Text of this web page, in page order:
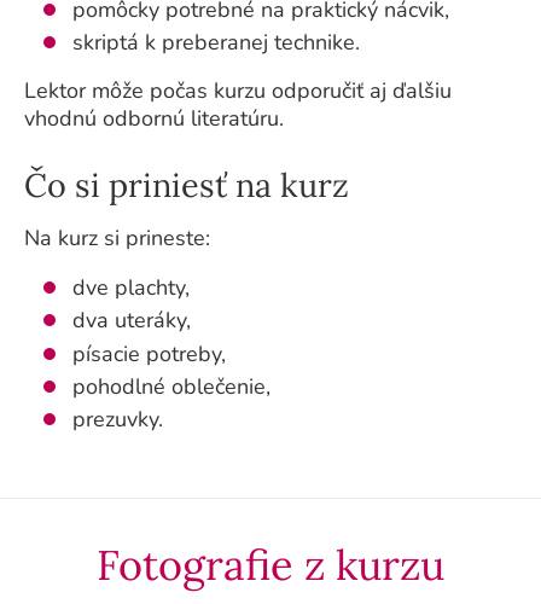
pomôcky potrebné na praktický nácvik,
skriptá k preberanej technike.
Lektor môže počas kurzu odporučiť aj ďalšiu
vhodnú odbornú literatúru.
Čo si priniesť na kurz
Na kurz si prineste:
dve plachty,
dva uteráky,
písacie potreby,
pohodlné oblečenie,
prezuvky.
Fotografie z kurzu